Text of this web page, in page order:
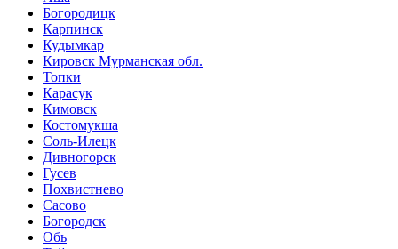
Богородицк
Карпинск
Кудымкар
Кировск Мурманская обл.
Топки
Карасук
Кимовск
Костомукша
Соль-Илецк
Дивногорск
Гусев
Похвистнево
Сасово
Богородск
Обь